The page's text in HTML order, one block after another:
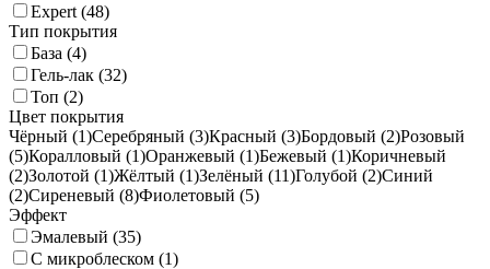
Expert (48)
Тип покрытия
База (4)
Гель-лак (32)
Топ (2)
Цвет покрытия
Чёрный (1)Серебряный (3)Красный (3)Бордовый (2)Розовый
(5)Коралловый (1)Оранжевый (1)Бежевый (1)Коричневый
(2)Золотой (1)Жёлтый (1)Зелёный (11)Голубой (2)Синий
(2)Сиреневый (8)Фиолетовый (5)
Эффект
Эмалевый (35)
С микроблеском (1)